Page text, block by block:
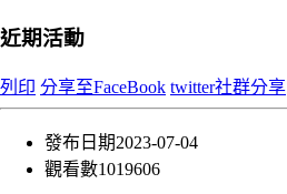
近期活動
列印 分享至FaceBook twitter社群分享
發布日期2023-07-04
觀看數1019606